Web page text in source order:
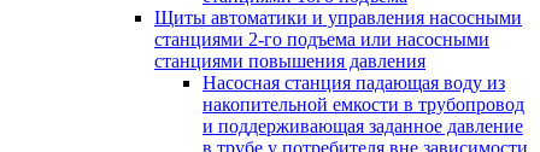
Щиты автоматики и управления насосными
станциями 2-го подъема или насосными
станциями повышения давления
Насосная станция падающая воду из
накопительной емкости в трубопровод
и поддерживающая заданное давление
в трубе у потребителя вне зависимости